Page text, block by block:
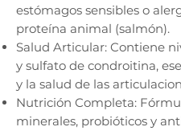
estómagos sensibles o
proteína animal (salmón).
Salud Articular: Contiene
y sulfato de condroitina,
y la salud de las
Nutrición Completa:
minerales, probióticos y